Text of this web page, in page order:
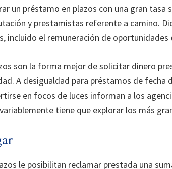
un préstamo en plazos con una gran
y prestamistas referente a camino.
incluido el remuneración de oportunidades
son la forma mejor de solicitar dinero
A desigualdad para préstamos de
en focos de luces informan a los
tiene que explorar los más
le posibilitan reclamar prestada una